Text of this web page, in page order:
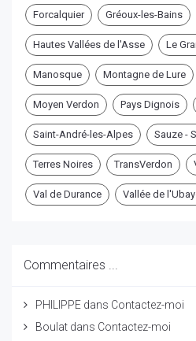
Forcalquier Gréoux-les-Bains
Hautes Vallées de l'Asse Le
Manosque Montagne de Lure
Moyen Verdon Pays Dignois
Saint-André-les-Alpes Sauze -
Terres Noires TransVerdon
Val de Durance Vallée de
Commentaires ...
PHILIPPE dans Contactez-moi
Boulat dans Contactez-moi